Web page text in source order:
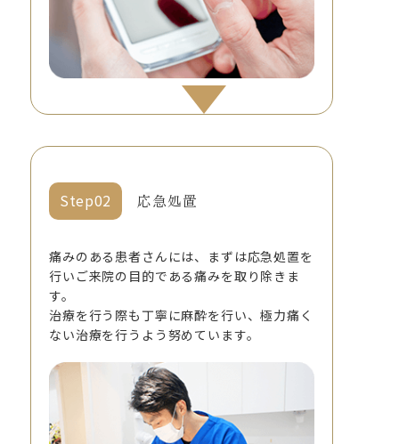
応急処置
痛みのある患者さんには、まずは応急処置を
行いご来院の目的である痛みを取り除きま
す。
治療を行う際も丁寧に麻酔を行い、極力痛く
ない治療を行うよう努めています。